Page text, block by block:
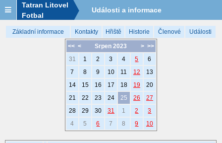
Tatran Litovel
Fotbal
Události a informace
Základní informace Kontakty Hřiště Historie Členové Události
<< < > >>
Srpen 2023
31
1 2 3 4 5
6
7
8 9 10 11 12
13
14
15 16 17 18 19
20
21
22 23 24 25 26
27
28
29 30 31 1 2
3
4
5 6 7 8 9 10